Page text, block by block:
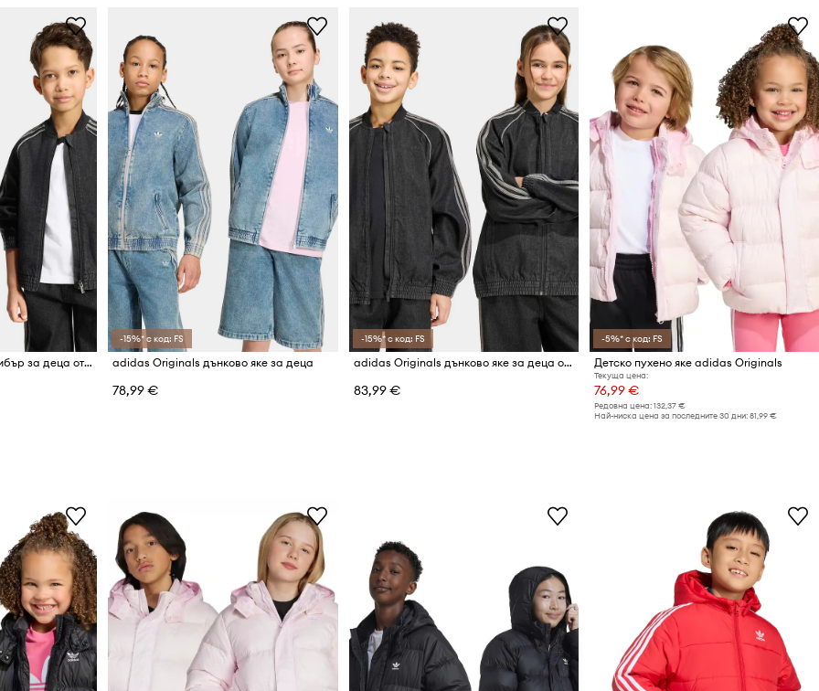
adidas Originals яке бомбър за деца от деним
-15%* с код: FS
adidas Originals дънково яке за деца
78,99 €
-15%* с код: FS
adidas Originals дънково яке за деца от памук
83,99 €
-5%* с код: FS
Детско пухено яке adidas Originals
Текуща цена:
76,99 €
Редовна цена: 132,37 €
Най-ниска цена за последните 30 дни: 81,99 €